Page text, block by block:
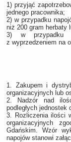
1) przyjąć
jednego pracownika;
2) w przypadku
niż 200 gram herbaty
3) w przypadku
z wyprzedzeniem na
1. Zakupem i
organizacyjnych lub
2. Nadzór nad
podległych jednostek
3. Rozliczenia ilości
organizacyjnych
Gdańskim. Wzór
napojów stanowi